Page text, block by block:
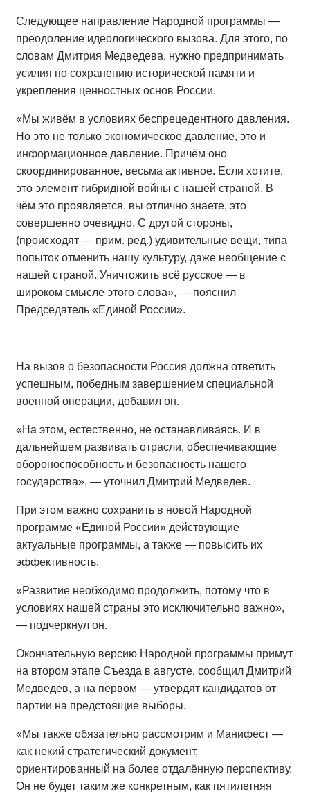
Следующее направление Народной программы —
преодоление идеологического вызова. Для этого, по
словам Дмитрия Медведева, нужно предпринимать
усилия по сохранению исторической памяти и
укрепления ценностных основ России.
«Мы живём в условиях беспрецедентного давления.
Но это не только экономическое давление, это и
информационное давление. Причём оно
скоординированное, весьма активное. Если хотите,
это элемент гибридной войны с нашей страной. В
чём это проявляется, вы отлично знаете, это
совершенно очевидно. С другой стороны,
(происходят — прим. ред.) удивительные вещи, типа
попыток отменить нашу культуру, даже необщение с
нашей страной. Уничтожить всё русское — в
широком смысле этого слова», — пояснил
Председатель «Единой России».
На вызов о безопасности Россия должна ответить
успешным, победным завершением специальной
военной операции, добавил он.
«На этом, естественно, не останавливаясь. И в
дальнейшем развивать отрасли, обеспечивающие
обороноспособность и безопасность нашего
государства», — уточнил Дмитрий Медведев.
При этом важно сохранить в новой Народной
программе «Единой России» действующие
актуальные программы, а также — повысить их
эффективность.
«Развитие необходимо продолжить, потому что в
условиях нашей страны это исключительно важно»,
— подчеркнул он.
Окончательную версию Народной программы примут
на втором этапе Съезда в августе, сообщил Дмитрий
Медведев, а на первом — утвердят кандидатов от
партии на предстоящие выборы.
«Мы также обязательно рассмотрим и Манифест —
как некий стратегический документ,
ориентированный на более отдалённую перспективу.
Он не будет таким же конкретным, как пятилетняя